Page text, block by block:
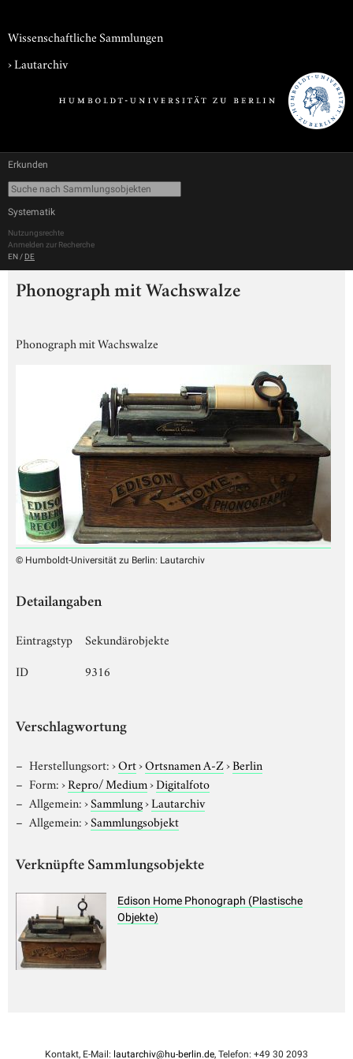
Wissenschaftliche Sammlungen
›Lautarchiv
Erkunden
Systematik
Nutzungsrechte
Anmelden zur Recherche
EN / DE
Phonograph mit Wachswalze
Phonograph mit Wachswalze
© Humboldt-Universität zu Berlin: Lautarchiv
Detailangaben
Eintragstyp
Sekundärobjekte
ID
9316
Verschlagwortung
Herstellungsort:›Ort›Ortsnamen A-Z›Berlin
Form:›Repro/ Medium›Digitalfoto
Allgemein:›Sammlung›Lautarchiv
Allgemein:›Sammlungsobjekt
Verknüpfte Sammlungsobjekte
Edison Home Phonograph (Plastische
Objekte)
Kontakt, E-Mail: lautarchiv@hu-berlin.de, Telefon: +49 30 2093